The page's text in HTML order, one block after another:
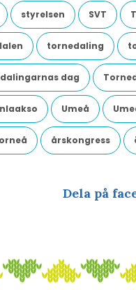
styrelsen SVT
tornedaling
dag
Umeå
årskongress
Dela på